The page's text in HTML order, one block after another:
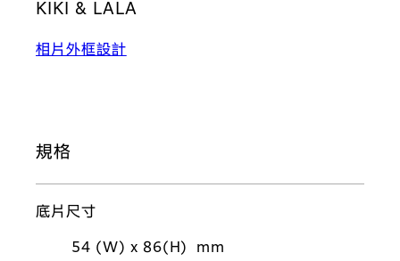
KIKI & LALA
相片外框設計
規格
底片尺寸
54 (W) x 86(H) mm